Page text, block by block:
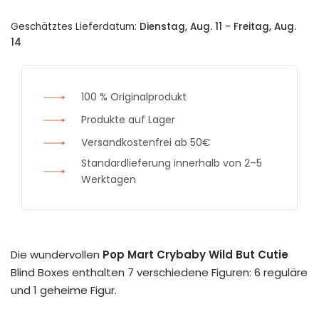
Geschätztes Lieferdatum: Dienstag, Aug. 11 - Freitag, Aug.
14
100 % Originalprodukt
Produkte auf Lager
Versandkostenfrei ab 50€
Standardlieferung innerhalb von 2–5
Werktagen
Die wundervollen Pop Mart Crybaby Wild But Cutie
Blind Boxes enthalten 7 verschiedene Figuren: 6 reguläre
und 1 geheime Figur.